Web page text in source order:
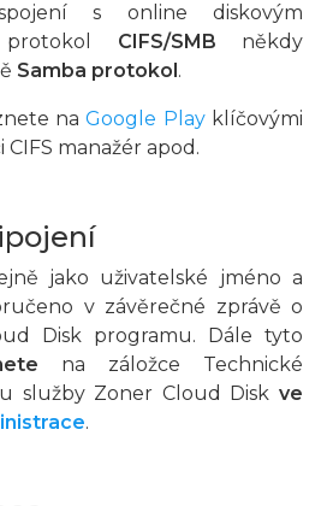
s online diskovým
protokol CIFS/SMB někdy
Samba protokol.
naGoogle Playklíčovými
manažér apod.
jako uživatelské jméno a
v závěrečné zprávě o
Disk programu. Dále tyto
na záložce Technické
služby Zoner Cloud Disk ve
.